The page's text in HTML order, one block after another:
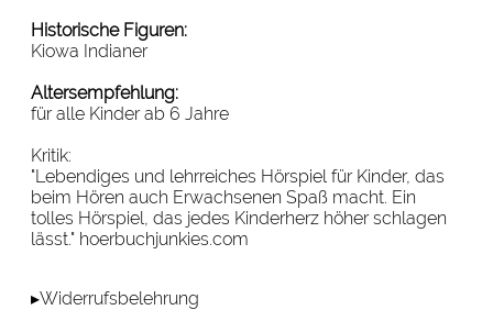
Historische Figuren:
Kiowa Indianer
Altersempfehlung:
für alle Kinder ab 6 Jahre
Kritik:
"Lebendiges und lehrreiches Hörspiel für Kinder, das
beim Hören auch Erwachsenen Spaß macht. Ein
tolles Hörspiel, das jedes Kinderherz höher schlagen
lässt." hoerbuchjunkies.com
▸Widerrufsbelehrung